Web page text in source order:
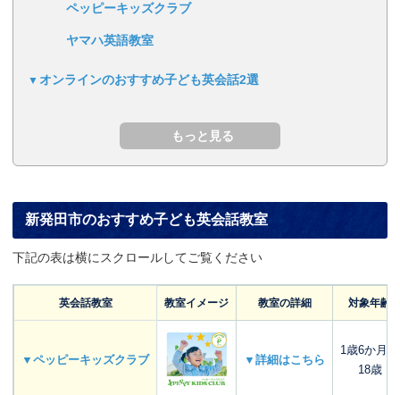
ペッピーキッズクラブ
ヤマハ英語教室
オンラインのおすすめ子ども英会話2選
新発田市のおすすめ子ども英会話教室
下記の表は横にスクロールしてご覧ください
英会話教室 教室イメージ 教室の詳細 対象年齢
▼ペッピーキッズクラブ ▼詳細はこちら
1歳6か月～
18歳